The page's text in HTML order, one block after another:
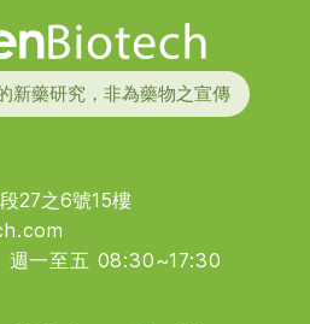
Biotech
新藥研究，非為藥物之宣傳
27之6號15樓
週一至五 08:30~17:30